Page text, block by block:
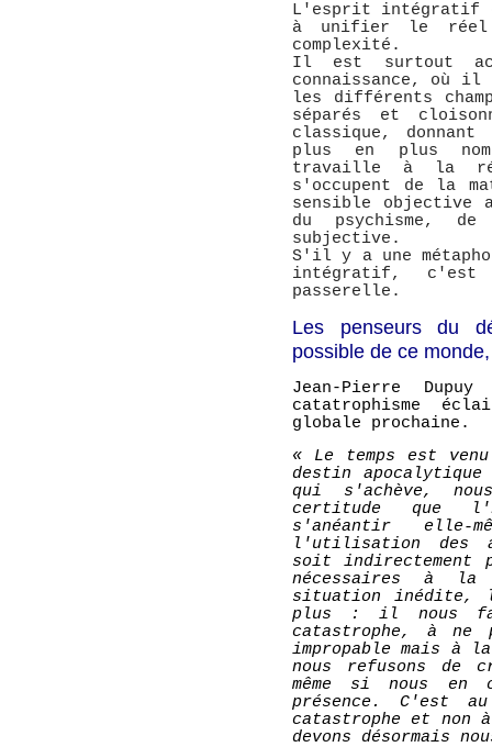
L'esprit intégratif
à unifier le réel
complexité.
Il est surtout
connaissance, où
les différents
séparés et
classique,
plus en plus
travaille à la
s'occupent de la
sensible objective
du psychisme,
subjective.
S'il y a une
intégratif,
passerelle.
Les penseurs du
possible de ce
Jean-Pierre
catatrophisme
globale prochaine.
« Le temps est
destin
qui s'achève,
certitude que
s'anéantir elle-
l'utilisation des
soit indirectement
nécessaires à
situation inédite,
plus : il nous
catastrophe, à ne
impropable mais à
nous refusons de
même si nous
présence. C'est
catastrophe et non
devons désormais